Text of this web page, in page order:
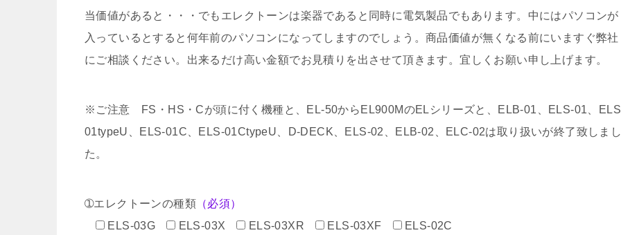
当価値があると・・・でもエレクトーンは楽器であると同時に電気製品でもあります。中にはパソコンが
入っているとすると何年前のパソコンになってしますのでしょう。商品価値が無くなる前にいますぐ弊社
にご相談ください。出来るだけ高い金額でお見積りを出させて頂きます。宜しくお願い申し上げます。
※ご注意 FS・HS・Cが頭に付く機種と、EL-50からEL900MのELシリーズと、ELB-01、ELS-01、
01typeU、ELS-01C、ELS-01CtypeU、D-DECK、ELS-02、ELB-02、ELC-02は取り扱いが終了致しま
た。
➀エレクトーンの種類 （必須）
ELS-03G
ELS-03X ELS-03XR ELS-03XF ELS-02C